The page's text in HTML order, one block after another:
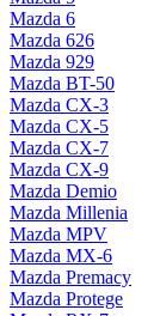
Mazda 6
Mazda 626
Mazda 929
Mazda BT-50
Mazda CX-3
Mazda CX-5
Mazda CX-7
Mazda CX-9
Mazda Demio
Mazda Millenia
Mazda MPV
Mazda MX-6
Mazda Premacy
Mazda Protege